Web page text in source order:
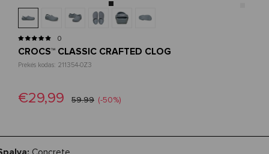
0
CROCS™ CLASSIC CRAFTED CLOG
Prekės kodas: 211354-0Z3
€29,99 59.99 (-50%)